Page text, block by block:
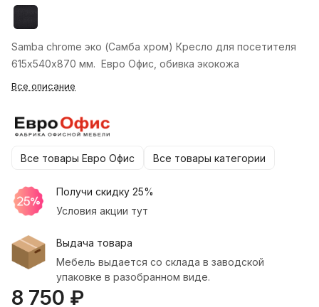
Samba chrome эко (Самба хром) Кресло для посетителя
615х540х870 мм. Евро Офис, обивка экокожа
Все описание
Все товары Евро Офис Все товары категории
Получи скидку 25%
Условия акции тут
Выдача товара
Мебель выдается со склада в заводской
упаковке в разобранном виде.
8 750 ₽